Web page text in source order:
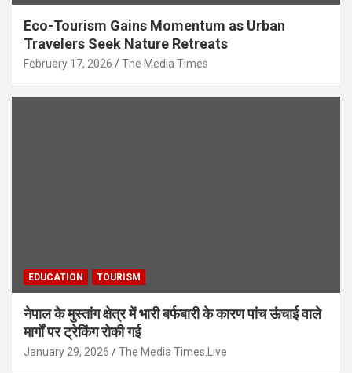
Eco-Tourism Gains Momentum as Urban
Travelers Seek Nature Retreats
February 17, 2026 The Media Times
EDUCATION TOURISM
नेपाल के मुस्तांग क्षेत्र में भारी बर्फबारी के कारण पांच ऊंचाई वाले
मार्गों पर ट्रेकिंग रोकी गई
January 29, 2026 The Media Times.Live